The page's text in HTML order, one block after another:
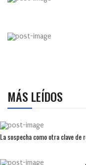
MÁS LEÍDOS
La sospecha como otra clave de